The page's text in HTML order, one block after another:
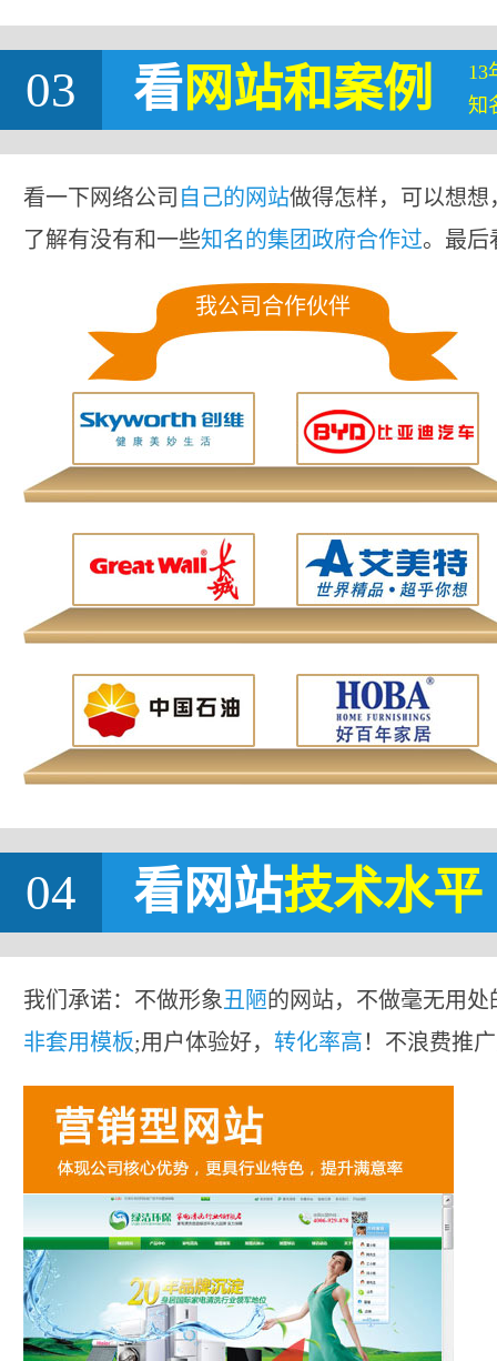
03 看网站和案例
13
知
看一下网络公司 自己的网站做得怎样，可以想
了解有没有和一些知名的集团政府合作过。最后
我公司合作伙伴
04 看网站技术水平
我们承诺：不做形象丑陋的网站，不做毫无用处
非套用模板;用户体验好， 转化率高！不浪费推